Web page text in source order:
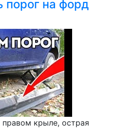
порог на форд
крыле, острая